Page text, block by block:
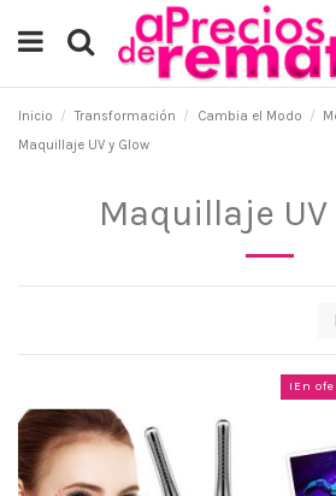
Inicio Transformación Cambia el Modo
Maquillaje UV y Glow
Maquillaje UV
¡En